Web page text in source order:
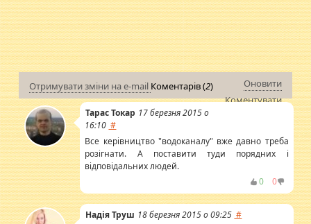
Отримувати зміни на e-mail Коментарів (2)
Оновити
Коментувати
Тарас Токар 17 березня 2015 о
16:10 #
Все керівництво "водоканалу" вже давно треба
розігнати. А поставити туди порядних і
відповідальних людей.
0
0
Надія Труш 18 березня 2015 о 09:25 #